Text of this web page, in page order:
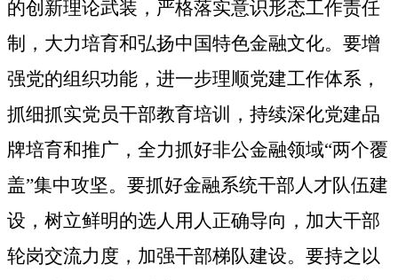
的创新理论武装，严格落实意识形态工作责任
制，大力培育和弘扬中国特色金融文化。要增
强党的组织功能，进一步理顺党建工作体系，
抓细抓实党员干部教育培训，持续深化党建品
牌培育和推广，全力抓好非公金融领域“两个覆
盖”集中攻坚。要抓好金融系统干部人才队伍建
设，树立鲜明的选人用人正确导向，加大干部
轮岗交流力度，加强干部梯队建设。要持之以